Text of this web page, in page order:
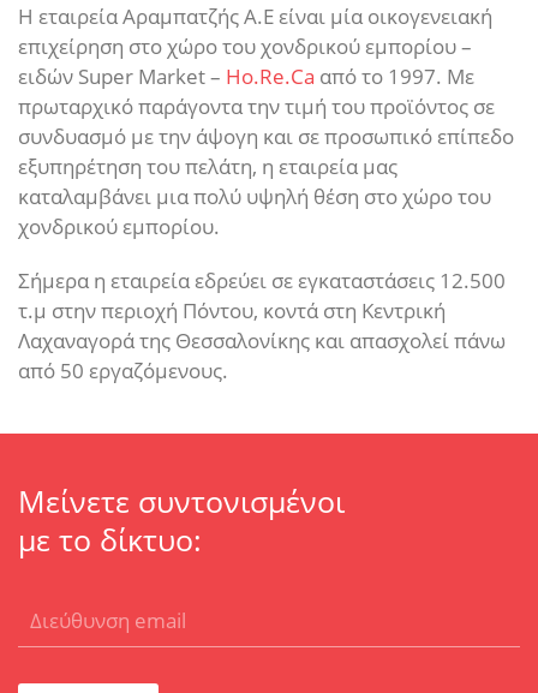
Η εταιρεία Αραμπατζής Α.Ε είναι μία οικογενειακή
επιχείρηση στο χώρο του χονδρικού εμπορίου –
ειδών Super Market – Ho.Re.Ca από το 1997. Με
πρωταρχικό παράγοντα την τιμή του προϊόντος σε
συνδυασμό με την άψογη και σε προσωπικό επίπεδο
εξυπηρέτηση του πελάτη, η εταιρεία μας
καταλαμβάνει μια πολύ υψηλή θέση στο χώρο του
χονδρικού εμπορίου.
Σήμερα η εταιρεία εδρεύει σε εγκαταστάσεις 12.500
τ.μ στην περιοχή Πόντου, κοντά στη Κεντρική
Λαχαναγορά της Θεσσαλονίκης και απασχολεί πάνω
από 50 εργαζόμενους.
Μείνετε συντονισμένοι
με το δίκτυο: